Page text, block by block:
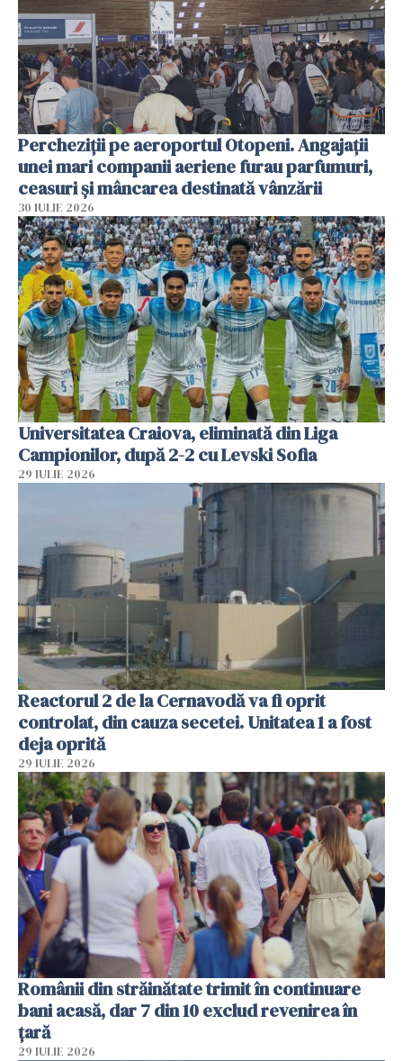
Percheziții pe aeroportul Otopeni. Angajații
unei mari companii aeriene furau parfumuri,
ceasuri și mâncarea destinată vânzării
30 IULIE 2026
Universitatea Craiova, eliminată din Liga
Campionilor, după 2-2 cu Levski Sofia
29 IULIE 2026
Reactorul 2 de la Cernavodă va fi oprit
controlat, din cauza secetei. Unitatea 1 a fost
deja oprită
29 IULIE 2026
Românii din străinătate trimit în continuare
bani acasă, dar 7 din 10 exclud revenirea în
țară
29 IULIE 2026